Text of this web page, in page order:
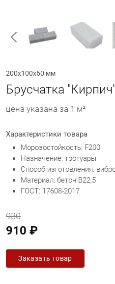
200х100х60 мм
Брусчатка
цена указана за 1 м²
Характеристики товара
Морозостойкость: F200
Назначение: тротуары
Способ изготовления:
Материал: бетон В22,5
ГОСТ: 17608-2017
910 ₽
930
Заказать товар